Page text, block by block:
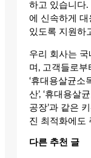
하고 있습니다
에 신속하게
있도록 지원하
우리 회사는
며, 고객들로
‘휴대용살균소
산’, ‘휴대용살
공장’과 같은
진 최적화에도
다른 추천 글